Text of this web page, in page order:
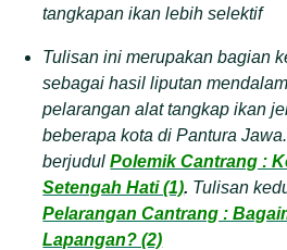
tangkapan ikan lebih selektif
Tulisan ini merupakan bagian
sebagai hasil liputan
pelarangan alat tangkap ikan
beberapa kota di Pantura
berjudulPolemik Cantrang :
Setengah Hati (1). Tulisan
Pelarangan Cantrang :
Lapangan? (2)